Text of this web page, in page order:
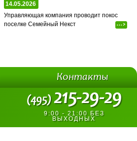
14.05.2026
Управляющая компания проводит покос
поселке Семейный Некст
...>
Контакты
(495)215-29-29
9:00 - 21:00 БЕЗ
ВЫХОДНЫХ